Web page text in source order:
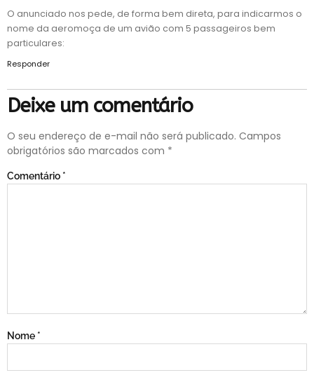
O anunciado nos pede, de forma bem direta, para indicarmos o
nome da aeromoça de um avião com 5 passageiros bem
particulares:
Responder
Deixe um comentário
O seu endereço de e-mail não será publicado. Campos
obrigatórios são marcados com *
Comentário *
Nome *